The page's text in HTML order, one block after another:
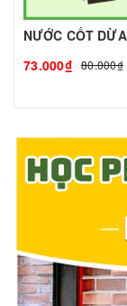
73.000₫ 80.000₫